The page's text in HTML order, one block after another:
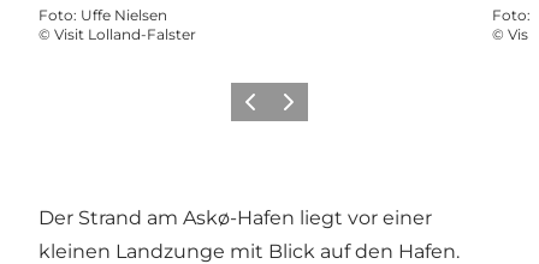
Foto: Uffe Nielsen
© Visit Lolland-Falster
Foto:
©
ZurückWeiter
Der Strand am Askø-Hafen liegt vor einer
kleinen Landzunge mit Blick auf den Hafen.